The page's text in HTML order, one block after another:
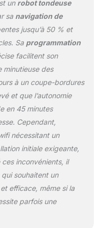
Rapide et
Profitez d’un
du gazon sans
à la
à la
une puissance
vitesse de coupe
Grâce à
de Coupe
Disque, elle
jusqu'à 400 m²
à une vitesse
atteindre 0,7
une largeur de
de 330 mm. La
de coupe est
entre 3 cm et 9
un robot tondeuse
sa navigation de
jusqu’à 50 % et
Sa programmation
facilitent son
minutieuse des
à un coupe-bordures
et que l’autonomie
en 45 minutes
Cependant,
nécessitant un
initiale exigeante,
inconvénients, il
souhaitent un
efficace, même si la
parfois une